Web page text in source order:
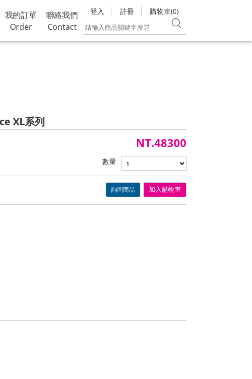
我的訂單
Order
聯絡我們
Contact
登入 註冊 購物車(0)
XL系列
NT.48300
數量
詢問商品 加入購物車